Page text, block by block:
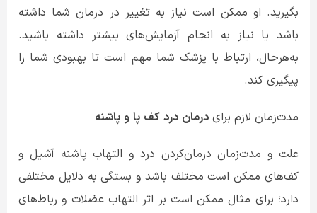
بگیرید. او ممکن است نیاز به تغییر در درمان شما داشته
باشد یا نیاز به انجام آزمایش‌های بیشتر داشته باشید.
به‌هرحال، ارتباط با پزشک شما مهم است تا بهبودی شما را
پیگیری کند.
مدت‌زمان لازم برای درمان درد کف پا و پاشنه
علت و مدت‌زمان درمان‌کردن درد و التهاب پاشنه آشیل و
کف‌های ممکن است مختلف باشد و بستگی به دلایل مختلفی
دارد؛ برای مثال ممکن است بر اثر التهاب عضلات و رباط‌های